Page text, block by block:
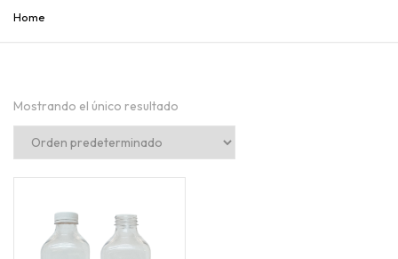
Home
Mostrando el único resultado